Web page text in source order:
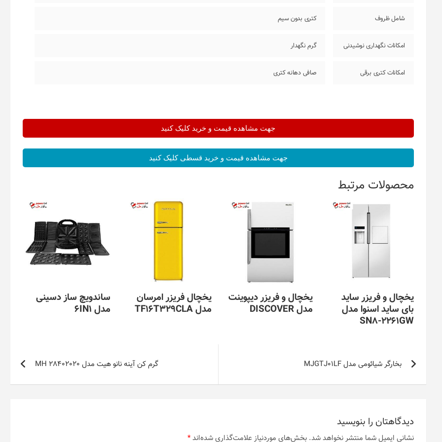
شامل ظروف کتری بدون سیم
امکانات نگهداری نوشیدنی گرم نگهدار
امکانات کتری برقی صافی دهانه کتری
جهت مشاهده قیمت و خرید کلیک کنید
جهت مشاهده قیمت و خرید قسطی کلیک کنید
محصولات مرتبط
یخچال و فریزر ساید
بای ساید اسنوا مدل
SN8-2261GW
یخچال و فریزر دیپوینت
مدل DISCOVER
یخچال فریزر امرسان
مدل TF16T329CLA
ساندویچ ساز دسینی
مدل 6IN1
راهبری
نوشتهبخارگر شیائومی مدل MJGTJ01LF گرم کن آینه نانو هیت مدل MH 28402020
دیدگاهتان را بنویسید
نشانی ایمیل شما منتشر نخواهد شد. بخش‌های موردنیاز علامت‌گذاری شده‌اند*